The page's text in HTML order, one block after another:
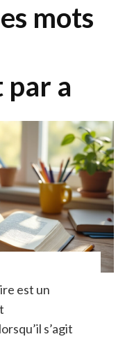
mots
par a
est un
s’agit